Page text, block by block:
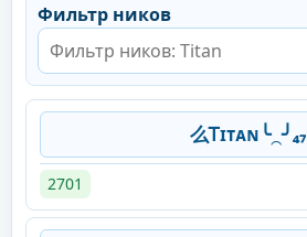
Фильтр ников
么Ꭲɪᴛᴀɴ╰⁔╯₄₇
2701